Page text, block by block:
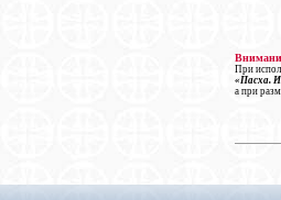
При
«Пасха.
а при